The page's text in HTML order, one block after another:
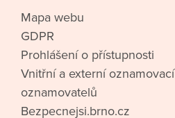
Mapa webu
GDPR
Prohlášení o přístupnosti
Vnitřní a externí
oznamovatelů
Bezpecnejsi.brno.cz